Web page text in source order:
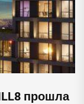
прошла